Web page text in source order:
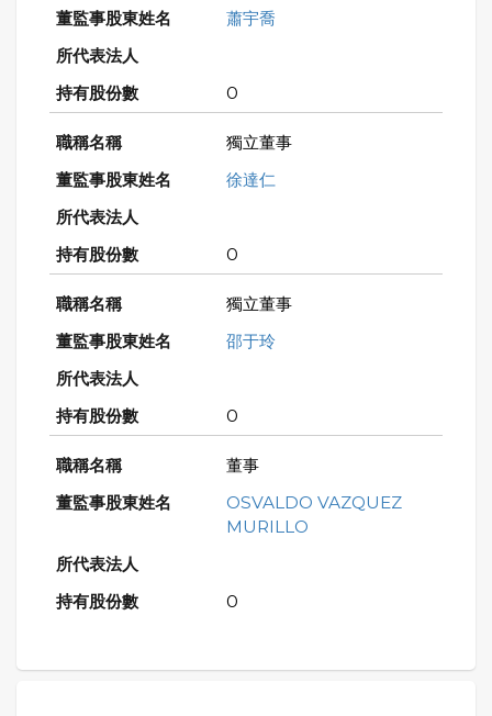
蕭宇喬
0
獨立董事
徐達仁
0
獨立董事
邵于玲
0
董事
OSVALDO VAZQUEZ
MURILLO
0